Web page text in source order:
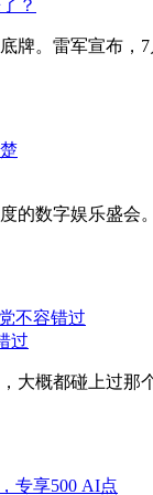
？
。雷军宣布，
数字娱乐盛会
过
大概都碰上过